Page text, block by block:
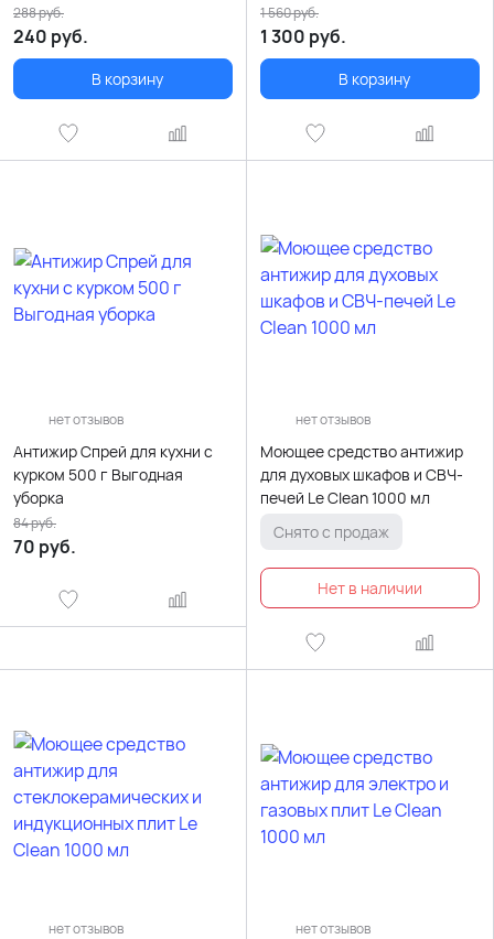
240 руб.
288руб.
В корзину
средство, 5000 мл
1 300 руб.
1 560руб.
В корзину
нет отзывов
Антижир Спрей для кухни с
курком 500 г Выгодная
уборка
70 руб.
84руб.
нет отзывов
Моющее средство антижир
для духовых шкафов и СВЧ-
печей Le Clean 1000 мл
Снято с продаж
нет отзывов нет отзывов